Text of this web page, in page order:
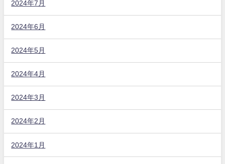
2024年7月
2024年6月
2024年5月
2024年4月
2024年3月
2024年2月
2024年1月